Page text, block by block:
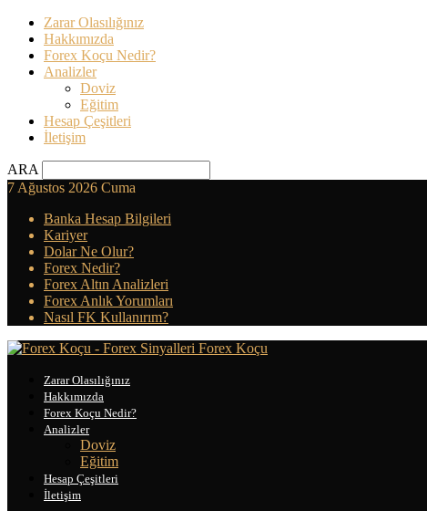
Zarar Olasılığınız
Hakkımızda
Forex Koçu Nedir?
Analizler
Doviz
Eğitim
Hesap Çeşitleri
İletişim
ARA
7 Ağustos 2026 Cuma
Banka Hesap Bilgileri
Kariyer
Dolar Ne Olur?
Forex Nedir?
Forex Altın Analizleri
Forex Anlık Yorumları
Nasıl FK Kullanırım?
Forex Koçu
Zarar Olasılığınız
Hakkımızda
Forex Koçu Nedir?
Analizler
Doviz
Eğitim
Hesap Çeşitleri
İletişim